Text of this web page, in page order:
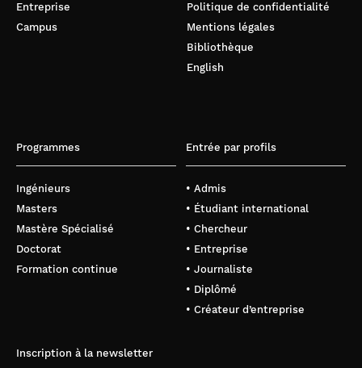
Entreprise
Campus
Politique de confidentialité
Mentions légales
Bibliothèque
English
Programmes
Ingénieurs
Masters
Mastère Spécialisé
Doctorat
Formation continue
Entrée par profils
• Admis
• Étudiant international
• Chercheur
• Entreprise
• Journaliste
• Diplômé
• Créateur d’entreprise
Inscription à la newsletter